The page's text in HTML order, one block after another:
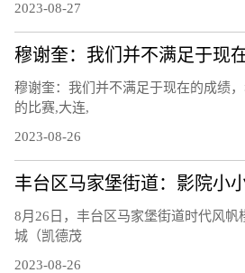
2023-08-27
穆谢奎：我们并不满足于现在的成绩
的比赛,大连,
2023-08-26
8月26日，丰台区马家堡街道时代风帆
城（凯德茂
2023-08-26